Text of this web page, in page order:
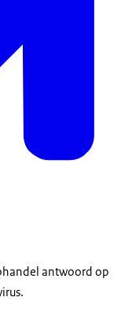
antwoord op